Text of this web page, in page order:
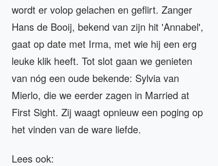
wordt er volop gelachen en geflirt. Zanger
Hans de Booij, bekend van zijn hit 'Annabel',
gaat op date met Irma, met wie hij een erg
leuke klik heeft. Tot slot gaan we genieten
van nóg een oude bekende: Sylvia van
Mierlo, die we eerder zagen in Married at
First Sight. Zij waagt opnieuw een poging op
het vinden van de ware liefde.
Lees ook: